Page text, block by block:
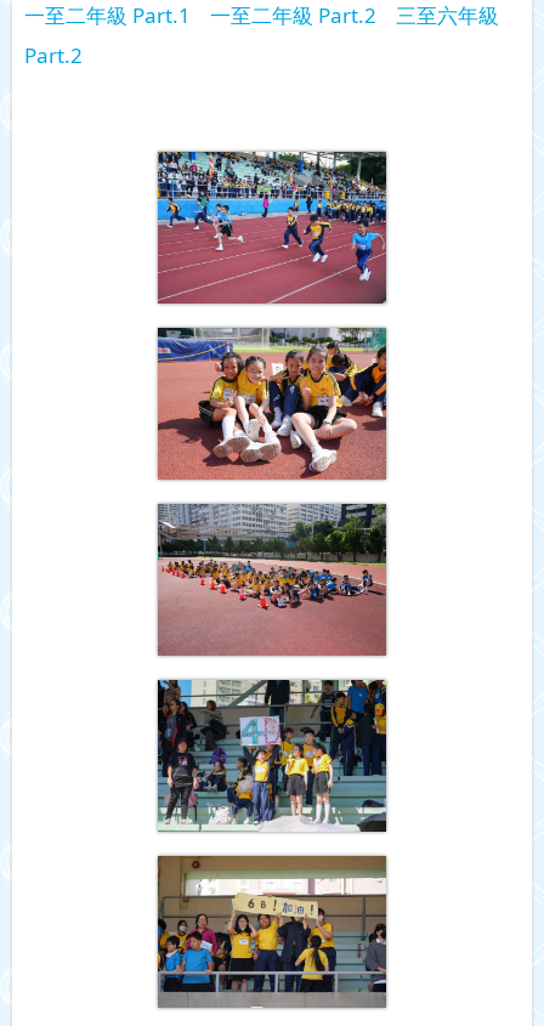
一至二年級 Part.1 一至二年級 Part.2
三至六年級
Part.2